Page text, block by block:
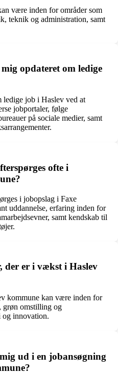
være inden for områder som
teknik og administration, samt
opdateret om ledige
ledige job i Haslev ved at
jobportaler, følge
på sociale medier, samt
ofte i
i jobopslag i Faxe
uddannelse, erfaring inden for
samt kendskab til
der er i vækst i Haslev
kommune kan være inden for
grøn omstilling og
innovation.
ud i en jobansøgning